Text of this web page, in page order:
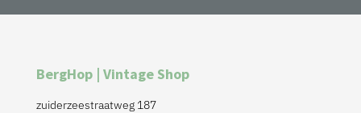
BergHop | Vintage Shop
zuiderzeestraatweg 187